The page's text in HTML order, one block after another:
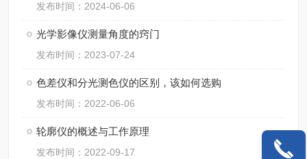
发布时间：2024-06-06
光学影像仪测量角度的窍门
发布时间：2023-07-24
色差仪和分光测色仪的区别，该如何选购
发布时间：2022-06-06
轮廓仪的概述与工作原理
发布时间：2022-09-17